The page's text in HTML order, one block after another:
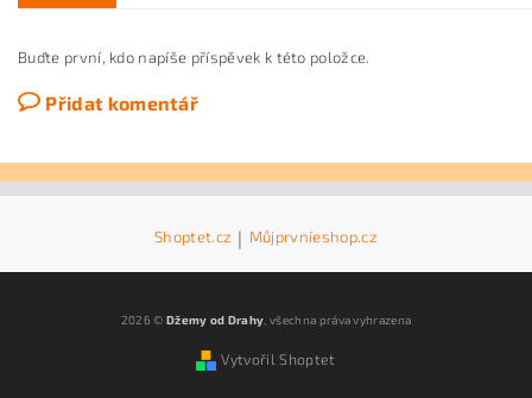
Buďte první, kdo napíše příspěvek k této položce.
Přidat komentář
Shoptet.cz | Můjprvníeshop.cz
2026 © Džemy od Drahy , všechna práva vyhrazena
Vytvořil Shoptet